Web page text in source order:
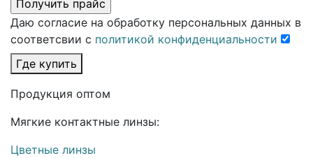
Даю согласие на обработку персональных данных в
соответсвии с политикой конфиденциальности
Где купить
Продукция оптом
Мягкие контактные линзы:
Цветные линзы